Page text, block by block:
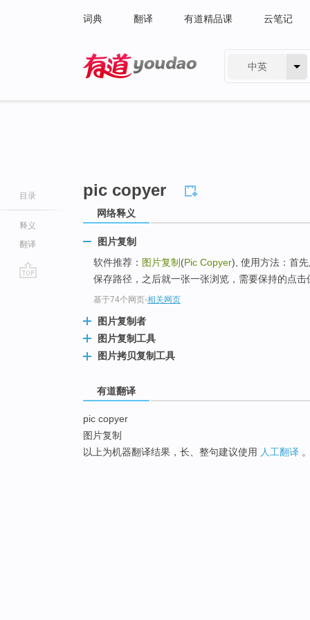
词典 翻译 有道精品课 云笔记
中英
目录
释义
翻译
pic copyer
网络释义
图片复制
软件推荐： 图片复制 (Pic Copyer), 使用方法：首
保存路径，之后就一张一张浏览，需要保持的点
基于74个网页-相关网页
图片复制者
图片复制工具
图片拷贝复制工具
有道翻译
pic copyer
图片复制
以上为机器翻译结果，长、整句建议使用 人工翻译